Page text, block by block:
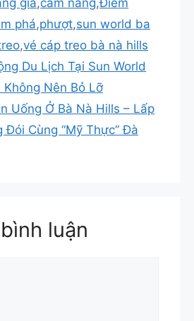
giá,cẩm nang,Điểm
phá,phượt,sun world ba
,vé cáp treo bà nà hills
Du Lịch Tại Sun World
Không Nên Bỏ Lỡ
Uống Ở Bà Nà Hills – Lấp
Đói Cùng “Mỹ Thực” Đà
luận